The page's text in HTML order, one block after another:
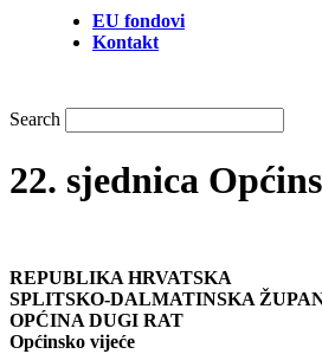
EU fondovi
Kontakt
Search
22. sjednica
REPUBLIKA HRVATSKA
SPLITSKO-DALMATINSKA
OPĆINA DUGI RAT
Općinsko vijeće